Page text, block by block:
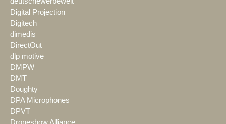
Digital Projection
Digitech
dimedis
DirectOut
dlp motive
DMPW
DMT
Doughty
DPA Microphones
DPVT